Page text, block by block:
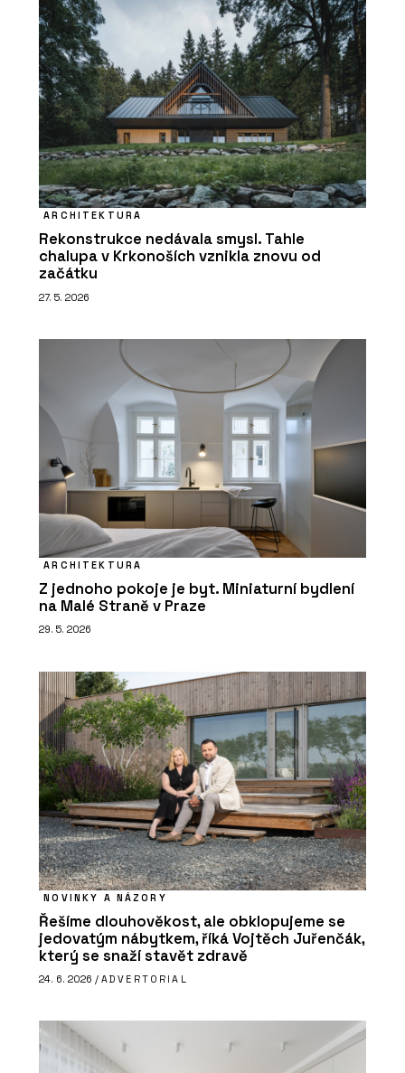
ARCHITEKTURA
Rekonstrukce nedávala smysl. Tahle
chalupa v Krkonoších vznikla znovu od
začátku
27. 5. 2026
ARCHITEKTURA
Z jednoho pokoje je byt. Miniaturní bydlení
na Malé Straně v Praze
29. 5. 2026
NOVINKY A NÁZORY
Řešíme dlouhověkost, ale obklopujeme se
jedovatým nábytkem, říká Vojtěch Juřenčák,
který se snaží stavět zdravě
24. 6. 2026 / ADVERTORIAL